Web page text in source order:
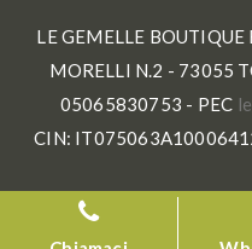
LE GEMELLE BOUTIQUE
MORELLI N.2 - 73055
05065830753 - PEC
CIN: